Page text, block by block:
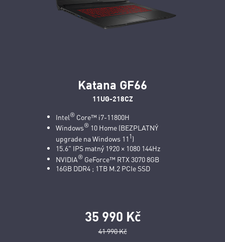
Katana GF66
11UG-218CZ
Intel®Core™ i7-11800H
Windows®10 Home (BEZPLATNÝ
upgrade na Windows 11 1 )
15.6" IPS matný 1920 × 1080 144Hz
NVIDIA®GeForce™ RTX 3070 8GB
16GB DDR4 ; 1TB M.2 PCIe SSD
35 990 Kč
41 990 Kč